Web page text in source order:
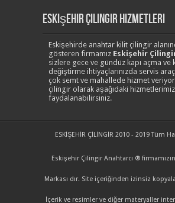
Eskişehir Çilingir Hizmetleri
Eskişehirde anahtar kilit çilingir
gösteren firmamız Eskişehir
sizlere gece ve gündüz kapı açma ve
değiştirme ihtiyaçlarınızda servis
çok semt ve mahallede hizmet
çilingir olarak aşağıdaki
faydalanabilirsiniz.
ESKİŞEHİR ÇİLİNGİR 2010 - 2019 Tüm
Eskişehir Çilingir Anahtarcı ®
Markası dır. Site içeriğinden izinsiz
İçerik ve resimler ve diğer materyaller